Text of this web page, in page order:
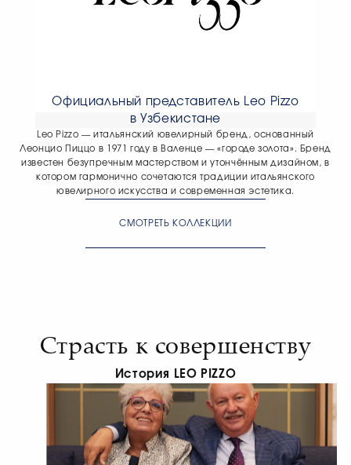
Официальный представитель Leo Pizzo
в Узбекистане
Leo Pizzo — итальянский ювелирный бренд, основанный
Леонцио Пиццо в 1971 году в Валенце — «городе золота». Бренд
известен безупречным мастерством и утончённым дизайном, в
котором гармонично сочетаются традиции итальянского
ювелирного искусства и современная эстетика.
СМОТРЕТЬ КОЛЛЕКЦИИ
Страсть к совершенству
История LEO PIZZO